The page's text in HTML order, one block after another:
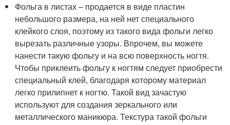
Фольга в листах – продается в виде пластин
небольшого размера, на ней нет специального
клейкого слоя, поэтому из такого вида фольги легко
вырезать различные узоры. Впрочем, вы можете
нанести такую фольгу и на всю поверхность ногтя.
Чтобы приклеить фольгу к ногтям следует приобрести
специальный клей, благодаря которому материал
легко прилипнет к ногтю. Такой вид зачастую
используют для создания зеркального или
металлического маникюра. Текстура такой фольги